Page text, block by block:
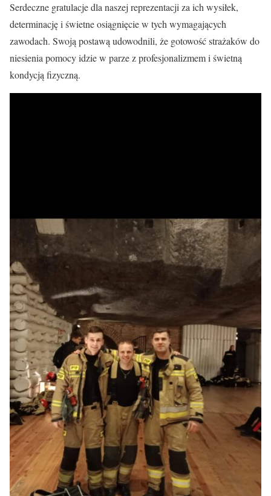
Serdeczne gratulacje dla naszej reprezentacji za ich wysiłek,
determinację i świetne osiągnięcie w tych wymagających
zawodach. Swoją postawą udowodnili, że gotowość strażaków do
niesienia pomocy idzie w parze z profesjonalizmem i świetną
kondycją fizyczną.